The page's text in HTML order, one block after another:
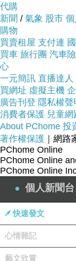
服務這麼優，
看看
東妮寢飾哪裡買/
美國專業旅遊配件
拉鍊式隔層x2
鬆緊繩分隔x4
代購
新聞 / 氣象 股市
購物
買賣租屋 支付連
買車 旅行團 汽車
心
一元簡訊 直播達人
買網址 虛擬主機
廣告刊登 隱私權聲
消費者保護 兒童網
About PChome 投
著作權保護 ｜網
PChome Online
PChome Online
PChome Online
個人新聞台
快速發文
心情雜記
藝文欣賞